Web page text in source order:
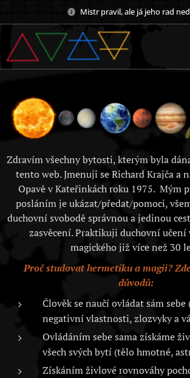
Mistr pravil, ale já jeho rad
Zdravím všechny bytosti, kterým byla
tento web. Jmenuji se Richard Krajča a
Opavě v Kateřinkách roku 1975. Mým
posláním je ukázat/předat/pomoci,
duchovní svobodě správnou a jedinou
zasvěcení. Praktikuji duchovní učení
magického již více než 30
Proč studovat hermetiku a magii?
důvodů:
Člověk se naučí ovládat sám sebe
negativní vlastnosti, zlozvyky a
Ovládáním sebe sama získáme
všech svých bytí (tělo hmotné,
Získáním živlové rovnováhy